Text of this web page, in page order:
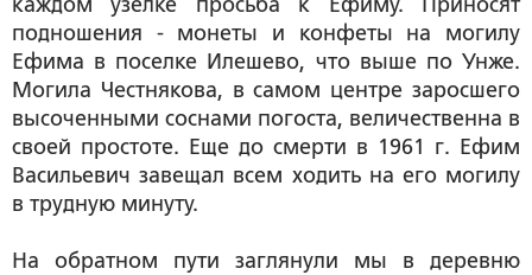
каждом узелке просьба к Ефиму. Приносят
подношения - монеты и конфеты на могилу
Ефима в поселке Илешево, что выше по Унже.
Могила Честнякова, в самом центре заросшего
высоченными соснами погоста, величественна в
своей простоте. Еще до смерти в 1961 г. Ефим
Васильевич завещал всем ходить на его могилу
в трудную минуту.
На обратном пути заглянули мы в деревню